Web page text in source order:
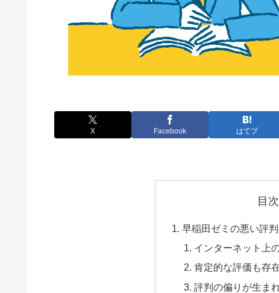
X Facebook はてブ
目次
早稲田ゼミの悪い評
インターネット上
肯定的な評価も存
評判の偏りが生ま